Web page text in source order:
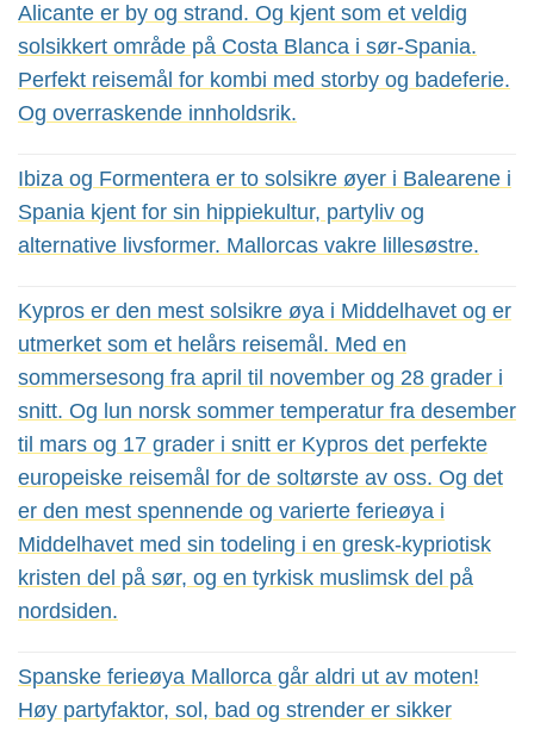
Alicante er by og strand. Og kjent som et veldig
solsikkert område på Costa Blanca i sør-Spania.
Perfekt reisemål for kombi med storby og badeferie.
Og overraskende innholdsrik.
Ibiza og Formentera er to solsikre øyer i Balearene i
Spania kjent for sin hippiekultur, partyliv og
alternative livsformer. Mallorcas vakre lillesøstre.
Kypros er den mest solsikre øya i Middelhavet og er
utmerket som et helårs reisemål. Med en
sommersesong fra april til november og 28 grader i
snitt. Og lun norsk sommer temperatur fra desember
til mars og 17 grader i snitt er Kypros det perfekte
europeiske reisemål for de soltørste av oss. Og det
er den mest spennende og varierte ferieøya i
Middelhavet med sin todeling i en gresk-kypriotisk
kristen del på sør, og en tyrkisk muslimsk del på
nordsiden.
Spanske ferieøya Mallorca går aldri ut av moten!
Høy partyfaktor, sol, bad og strender er sikker